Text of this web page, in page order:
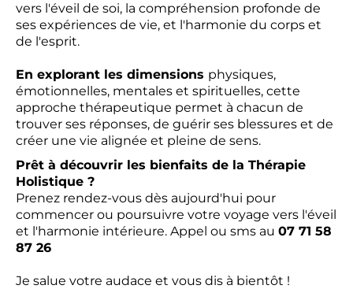
vers l'éveil de soi, la compréhension profonde de
ses expériences de vie, et l'harmonie du corps et
de l'esprit.
En explorant les dimensions physiques,
émotionnelles, mentales et spirituelles, cette
approche thérapeutique permet à chacun de
trouver ses réponses, de guérir ses blessures et de
créer une vie alignée et pleine de sens.
Prêt à découvrir les bienfaits de la Thérapie
Holistique ?
Prenez rendez-vous dès aujourd'hui pour
commencer ou poursuivre votre voyage vers l'éveil
et l'harmonie intérieure. Appel ou sms au 07 71 58
87 26
Je salue votre audace et vous dis à bientôt !